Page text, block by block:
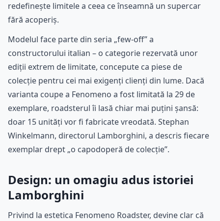
redefinește limitele a ceea ce înseamnă un supercar
fără acoperiș.
Modelul face parte din seria „few-off” a
constructorului italian – o categorie rezervată unor
ediții extrem de limitate, concepute ca piese de
colecție pentru cei mai exigenți clienți din lume. Dacă
varianta coupe a Fenomeno a fost limitată la 29 de
exemplare, roadsterul îi lasă chiar mai puțini șansă:
doar 15 unități vor fi fabricate vreodată. Stephan
Winkelmann, directorul Lamborghini, a descris fiecare
exemplar drept „o capodoperă de colecție”.
Design: un omagiu adus istoriei
Lamborghini
Privind la estetica Fenomeno Roadster, devine clar că